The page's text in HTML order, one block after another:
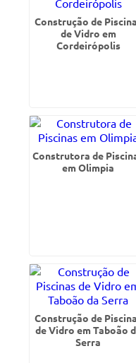
Construção de
de Vidro em
Cordeirópolis
Construtora de
em Olimpia
Construção de
de Vidro em Taboão
Serra